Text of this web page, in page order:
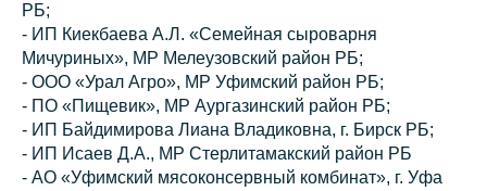
РБ;
- ИП Киекбаева А.Л. «Семейная сыроварня
Мичуриных», МР Мелеузовский район РБ;
- ООО «Урал Агро», МР Уфимский район РБ;
- ПО «Пищевик», МР Аургазинский район РБ;
- ИП Байдимирова Лиана Владиковна, г. Бирск РБ;
- ИП Исаев Д.А., МР Стерлитамакский район РБ
- АО «Уфимский мясоконсервный комбинат», г. Уфа